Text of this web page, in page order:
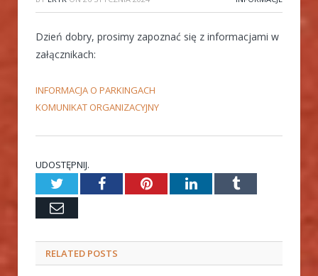
Dzień dobry, prosimy zapoznać się z informacjami w
załącznikach:
INFORMACJA O PARKINGACH
KOMUNIKAT ORGANIZACYJNY
UDOSTĘPNIJ.
TwitterFacebookPinterestLinkedInTumblr
Email
RELATED POSTS